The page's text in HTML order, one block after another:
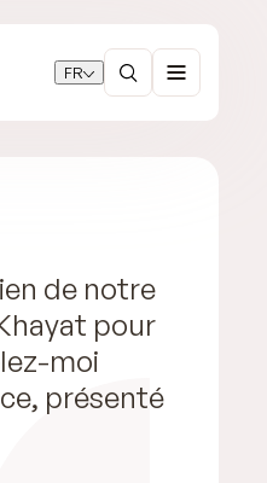
FR
de notre
pour
moi
présenté